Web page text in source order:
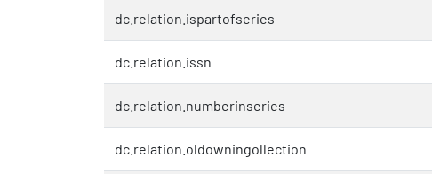
dc.relation.ispartofseries
dc.relation.issn
dc.relation.numberinseries
dc.relation.oldowningollection